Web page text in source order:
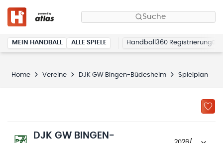
Suche
MEIN HANDBALL ALLE SPIELE Handball360 Registrierung
Home Vereine DJK GW Bingen-Büdesheim Spielplan
DJK GW BINGEN-